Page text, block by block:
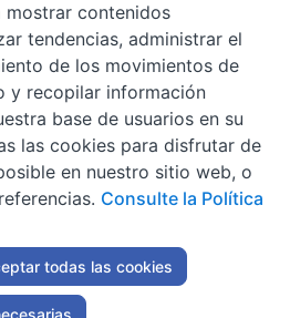
Política de privacidad
mostrar contenidos
tendencias, administrar el
de los movimientos de
y recopilar información
base de usuarios en su
las cookies para disfrutar de
en nuestro sitio web, o
Consulte la Política
todas las cookies